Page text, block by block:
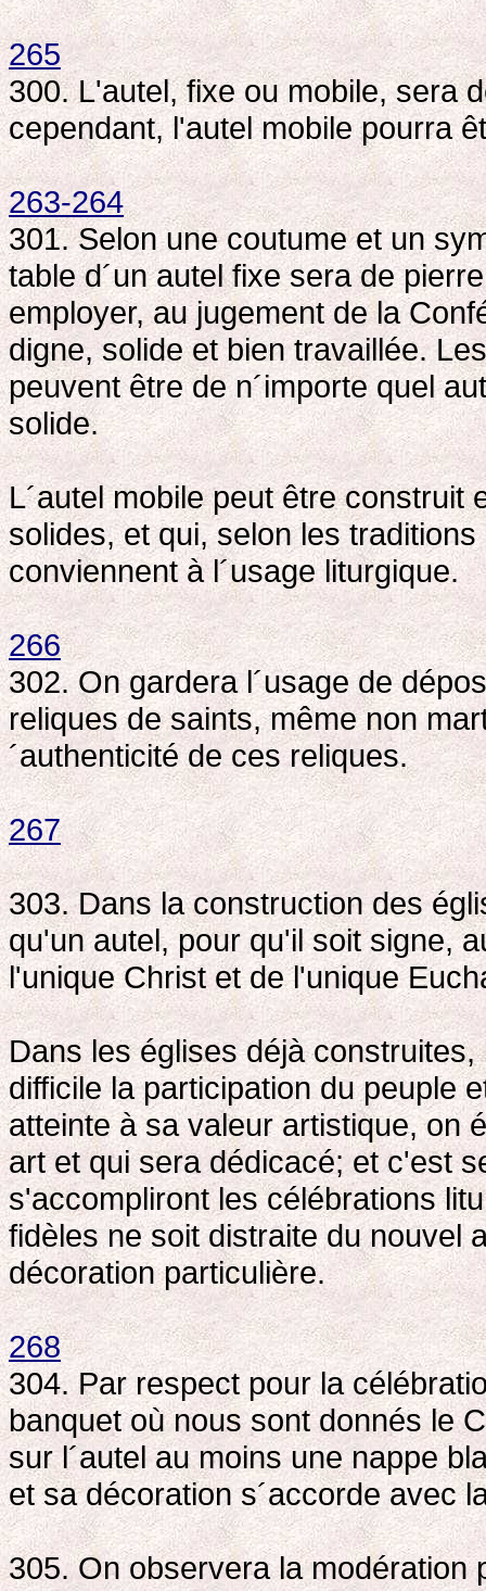
265
300. L'autel, fixe ou mobile, sera
cependant, l'autel mobile pourra
263-264
301. Selon une coutume et un
table d´un autel fixe sera de
employer, au jugement de la
digne, solide et bien travaillée.
peuvent être de n´importe quel
solide.
L´autel mobile peut être construit
solides, et qui, selon les
conviennent à l´usage liturgique.
266
302. On gardera l´usage de
reliques de saints, même non
´authenticité de ces reliques.
267
303. Dans la construction des
qu'un autel, pour qu'il soit signe,
l'unique Christ et de l'unique
Dans les églises déjà
difficile la participation du peuple
atteinte à sa valeur artistique, on
art et qui sera dédicacé; et c'est
s'accompliront les célébrations
fidèles ne soit distraite du nouvel
décoration particulière.
268
304. Par respect pour la
banquet où nous sont donnés le
sur l´autel au moins une nappe
et sa décoration s´accorde avec
305. On observera la modération